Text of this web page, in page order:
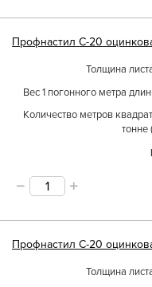
Профнастил С-20
Толщина
Вес 1 погонного метра
Количество метров
тонне
Профнастил С-20
Толщина